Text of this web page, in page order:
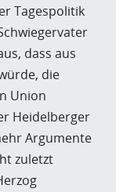
Tagespolitik
dass aus
die
Union
Heidelberger
Argumente
zuletzt